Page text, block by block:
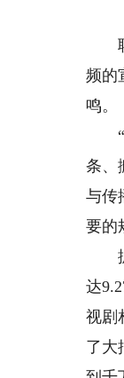
联
频的
鸣。
“担
条、
与传
要的
据
达
视剧
了大